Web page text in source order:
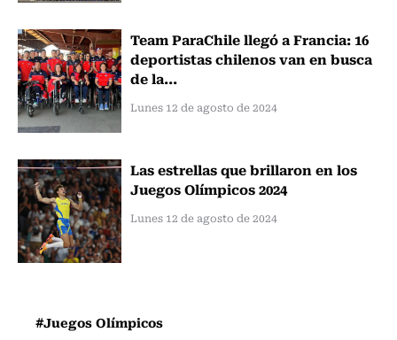
Team ParaChile llegó a Francia: 16
deportistas chilenos van en busca
de la...
Lunes 12 de agosto de 2024
Las estrellas que brillaron en los
Juegos Olímpicos 2024
Lunes 12 de agosto de 2024
#Juegos Olímpicos